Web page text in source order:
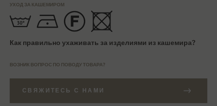
УХОД ЗА КАШЕМИРОМ
Как правильно ухаживать за изделиями из кашемира?
ВОЗНИК ВОПРОС ПО ПОВОДУ ТОВАРА?
СВЯЖИТЕСЬ С НАМИ